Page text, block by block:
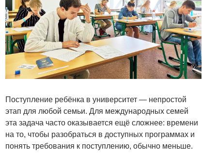
Поступление ребёнка в университет — непростой
этап для любой семьи. Для международных семей
эта задача часто оказывается ещё сложнее: времени
на то, чтобы разобраться в доступных программах и
понять требования к поступлению, обычно меньше.